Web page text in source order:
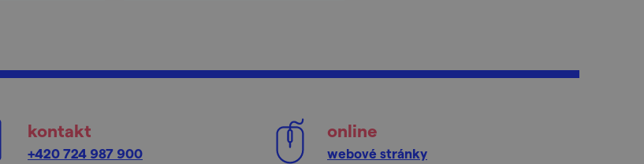
kontakt
+420 724 987 900
online
webové stránky